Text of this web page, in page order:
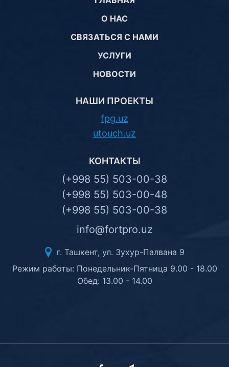
О НАС
СВЯЗАТЬСЯ С НАМИ
УСЛУГИ
НОВОСТИ
НАШИ ПРОЕКТЫ
fpg.uz
utouch.uz
КОНТАКТЫ
(+998 55) 503-00-38
(+998 55) 503-00-48
(+998 55) 503-00-38
info@fortpro.uz
г. Ташкент, ул. Зухур-Палвана 9
Режим работы: Понедельник-Пятница 9.00 - 18.00
Обед: 13.00 - 14.00